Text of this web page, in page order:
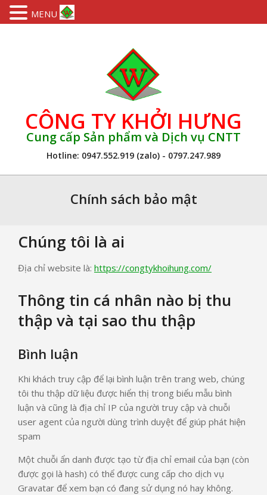
CÔNG TY KHỞI HƯNG
Cung cấp Sản phẩm và Dịch vụ CNTT
Hotline: 0947.552.919 (zalo) - 0797.247.989
Chính sách bảo mật
Chúng tôi là ai
Địa chỉ website là: https://congtykhoihung.com/
Thông tin cá nhân nào bị thu
thập và tại sao thu thập
Bình luận
Khi khách truy cập để lại bình luận trên trang web, chúng
tôi thu thập dữ liệu được hiển thị trong biểu mẫu bình
luận và cũng là địa chỉ IP của người truy cập và chuỗi
user agent của người dùng trình duyệt để giúp phát hiện
spam
Một chuỗi ẩn danh được tạo từ địa chỉ email của bạn (còn
được gọi là hash) có thể được cung cấp cho dịch vụ
Gravatar để xem bạn có đang sử dụng nó hay không.
MENU